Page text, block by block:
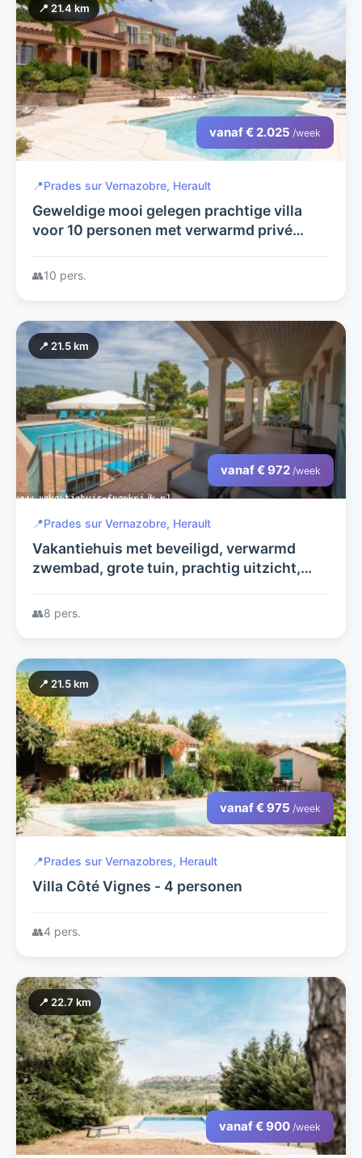
📍 21.4 km
vanaf € 2.025 /week
📍Prades sur Vernazobre, Herault
Geweldige mooi gelegen prachtige villa
voor 10 personen met verwarmd privé
👥10 pers.
📍 21.5 km
vanaf € 972 /week
📍Prades sur Vernazobre, Herault
Vakantiehuis met beveiligd, verwarmd
zwembad, grote tuin, prachtig uitzicht,
👥8 pers.
📍 21.5 km
vanaf € 975 /week
📍Prades sur Vernazobres, Herault
Villa Côté Vignes - 4 personen
👥4 pers.
📍 22.7 km
vanaf € 900 /week